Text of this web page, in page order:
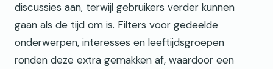
discussies aan, terwijl gebruikers verder kunnen
gaan als de tijd om is. Filters voor gedeelde
onderwerpen, interesses en leeftijdsgroepen
ronden deze extra gemakken af, waardoor een